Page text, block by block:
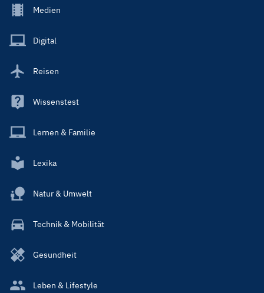
Footer
Main
Medien
Digital
Reisen
Wissenstest
Lernen & Familie
Lexika
Natur & Umwelt
Technik & Mobilität
Gesundheit
Leben & Lifestyle